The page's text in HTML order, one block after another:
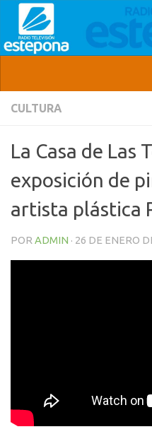
CULTURA
La Casa de Las
exposición de
artista plástica
POR ADMIN · 26 DE ENERO